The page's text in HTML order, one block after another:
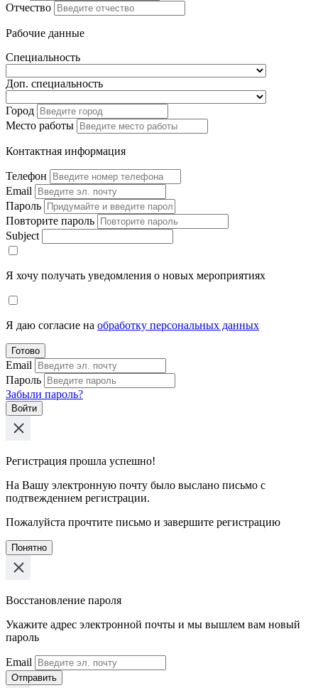
Отчество
Рабочие данные
Специальность
Доп. специальность
Город
Место работы
Контактная информация
Телефон
Email
Пароль
Повторите пароль
Subject
Я хочу получать уведомления о новых мероприятиях
Я даю согласие на обработку персональных данных
Готово
Email
Пароль
Забыли пароль?
Войти
Регистрация прошла успешно!
На Вашу электронную почту было выслано письмо с
подтвеждением регистрации.
Пожалуйста прочтите письмо и завершите регистрацию
Понятно
Восстановление пароля
Укажите адрес электронной почты и мы вышлем вам новый
пароль
Email
Отправить